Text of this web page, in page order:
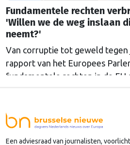
Fundamentele rechten
'Willen we de weg inslaan
neemt?'
Van corruptie tot geweld tegen
rapport van het Europees
fundamentele rechten in de
op.
Een adviesraad van journalisten,